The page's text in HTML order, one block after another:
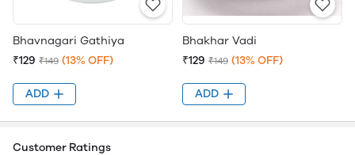
Bhavnagari Gathiya
₹129 ₹149 (13% OFF)
ADD
Bhakhar Vadi
₹129 ₹149 (13% OFF)
ADD
Customer Ratings